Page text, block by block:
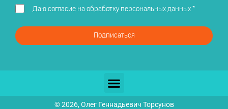
Даю согласие на обработку персональных данных*
Подписаться
© 2026, Олег Геннадьевич Торсунов